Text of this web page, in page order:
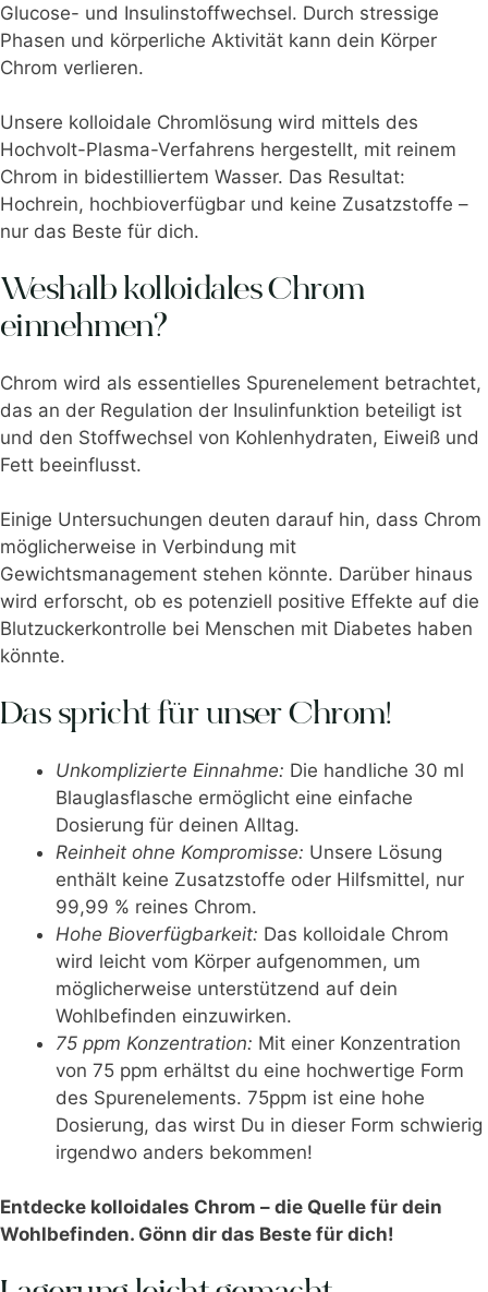
Glucose- und Insulinstoffwechsel. Durch stressige
Phasen und körperliche Aktivität kann dein Körper
Chrom verlieren.
Unsere kolloidale Chromlösung wird mittels des
Hochvolt-Plasma-Verfahrens hergestellt, mit reinem
Chrom in bidestilliertem Wasser. Das Resultat:
Hochrein, hochbioverfügbar und keine Zusatzstoffe –
nur das Beste für dich.
Weshalb kolloidales Chrom
einnehmen?
Chrom wird als essentielles Spurenelement betrachtet,
das an der Regulation der Insulinfunktion beteiligt ist
und den Stoffwechsel von Kohlenhydraten, Eiweiß und
Fett beeinflusst.
Einige Untersuchungen deuten darauf hin, dass Chrom
möglicherweise in Verbindung mit
Gewichtsmanagement stehen könnte. Darüber hinaus
wird erforscht, ob es potenziell positive Effekte auf die
Blutzuckerkontrolle bei Menschen mit Diabetes haben
könnte.
Das spricht für unser Chrom!
Unkomplizierte Einnahme: Die handliche 30 ml
Blauglasflasche ermöglicht eine einfache
Dosierung für deinen Alltag.
Reinheit ohne Kompromisse: Unsere Lösung
enthält keine Zusatzstoffe oder Hilfsmittel, nur
99,99 % reines Chrom.
Hohe Bioverfügbarkeit: Das kolloidale Chrom
wird leicht vom Körper aufgenommen, um
möglicherweise unterstützend auf dein
Wohlbefinden einzuwirken.
75 ppm Konzentration: Mit einer Konzentration
von 75 ppm erhältst du eine hochwertige Form
des Spurenelements. 75ppm ist eine hohe
Dosierung, das wirst Du in dieser Form schwierig
irgendwo anders bekommen!
Entdecke kolloidales Chrom – die Quelle für dein
Wohlbefinden. Gönn dir das Beste für dich!